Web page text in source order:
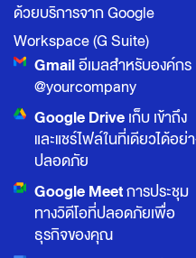
ด้วยบริการจาก Google
Workspace (G Suite)
Gmailอีเมลสำหรับองค์กร
@yourcompany
Google Driveเก็บ เข้าถึง
และแชร์ไฟล์ในที่เดียวได้อย่
ปลอดภัย
Google Meetการประชุม
ทางวิดีโอที่ปลอดภัยเพื่อ
ธุรกิจของคุณ